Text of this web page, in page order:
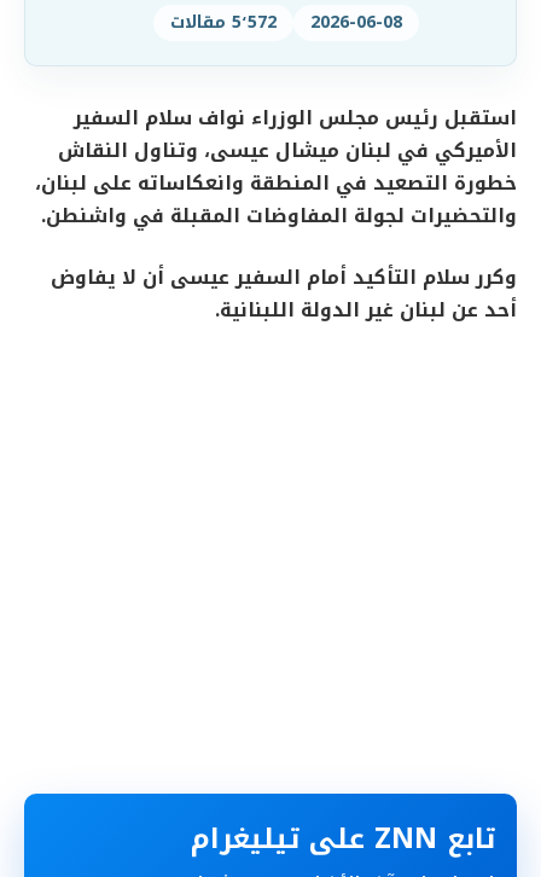
2026-06-08 5٬572 مقالات
استقبل رئيس مجلس الوزراء نواف سلام السفير
الأميركي في لبنان ميشال عيسى، وتناول النقاش
خطورة التصعيد في المنطقة وانعكاساته على لبنان،
والتحضيرات لجولة المفاوضات المقبلة في واشنطن.
وكرر سلام التأكيد أمام السفير عيسى أن لا يفاوض
أحد عن لبنان غير الدولة اللبنانية.
تابع ZNN على تيليغرام